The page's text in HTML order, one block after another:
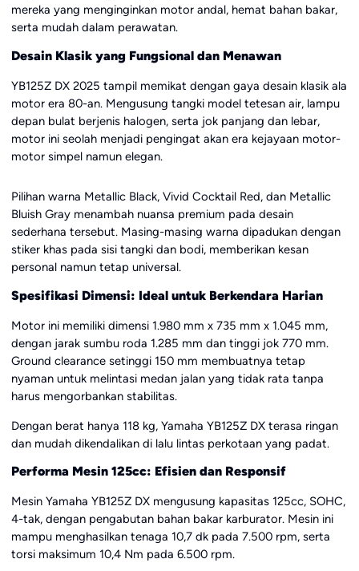
mereka yang menginginkan motor andal, hemat bahan bakar,
serta mudah dalam perawatan.
Desain Klasik yang Fungsional dan Menawan
YB125Z DX 2025 tampil memikat dengan gaya desain klasik ala
motor era 80-an. Mengusung tangki model tetesan air, lampu
depan bulat berjenis halogen, serta jok panjang dan lebar,
motor ini seolah menjadi pengingat akan era kejayaan motor-
motor simpel namun elegan.
Pilihan warna Metallic Black, Vivid Cocktail Red, dan Metallic
Bluish Gray menambah nuansa premium pada desain
sederhana tersebut. Masing-masing warna dipadukan dengan
stiker khas pada sisi tangki dan bodi, memberikan kesan
personal namun tetap universal.
Spesifikasi Dimensi: Ideal untuk Berkendara Harian
Motor ini memiliki dimensi 1.980 mm x 735 mm x 1.045 mm,
dengan jarak sumbu roda 1.285 mm dan tinggi jok 770 mm.
Ground clearance setinggi 150 mm membuatnya tetap
nyaman untuk melintasi medan jalan yang tidak rata tanpa
harus mengorbankan stabilitas.
Dengan berat hanya 118 kg, Yamaha YB125Z DX terasa ringan
dan mudah dikendalikan di lalu lintas perkotaan yang padat.
Performa Mesin 125cc: Efisien dan Responsif
Mesin Yamaha YB125Z DX mengusung kapasitas 125cc, SOHC,
4-tak, dengan pengabutan bahan bakar karburator. Mesin ini
mampu menghasilkan tenaga 10,7 dk pada 7.500 rpm, serta
torsi maksimum 10,4 Nm pada 6.500 rpm.